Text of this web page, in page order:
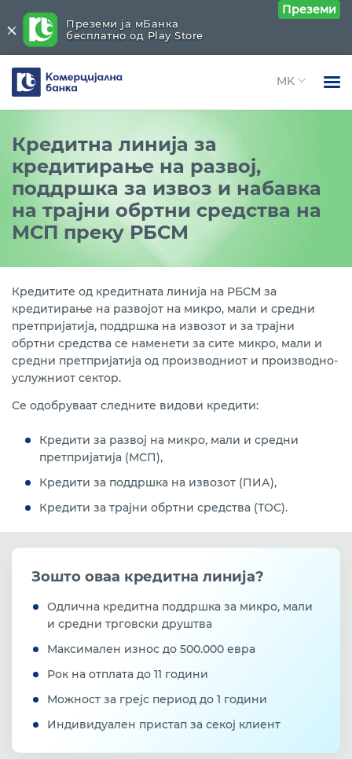
Open
Правни лица
Open
За нас
Блог
Close submenu (Кредитни линии)
Кредитни линии
Зелен финансиски фонд (GFF Македонија) на
ЕБОР
Кредитна линија за финансирање на инвестиции
и развој на приватни трговски друштва преку
Кредитна линија за кредитирање на развојот на
микро, мали и средни претпријатија, поддршка на
извозот и за трајни обртни средства преку РБСМ
Кредити од ЗКДФ - проект за финансиски услуги
во земјоделството
работни места, од средства на Агенција за
Кредити за агроиндустрискиот сектор
поддржани од УСАИД
Програма за поддршка на конкурентноста на МСП
(SME-CSP) со бесплатна техничка поддршка и 15%
грант за кредитокорисниците, финансирана од
Кредитна линија од ЕИБ преку РБСМ за учество
пазарно капитализирани претпријатија VI
(закрепнување од КОВИД-19)
Кредитно-гарантна шема од Гарантен фонд преку
Програма за одржливо рестартирање на МСП
поддршка и исплата на 15 % грант финансиски
САД
Комерцијална
банка
Кредитна линија за
кредитирање на развој,
поддршка за извоз и набавка
на трајни обртни средства на
МСП преку РБСМ
Кредитите од кредитната линија на РБСМ за
кредитирање на развојот на микро, мали и средни
претпријатија, поддршка на извозот и за трајни
обртни средства се наменети за сите микро, мали и
средни претпријатија од производниот и производно-
услужниот сектор.
Се одобруваат следните видови кредити:
Кредити за развој на микро, мали и средни
претпријатија (МСП),
Кредити за поддршка на извозот (ПИА),
Кредити за трајни обртни средства (ТОС).
Зошто оваа кредитна линија?
Одлична кредитна поддршка за микро, мали
и средни трговски друштва
Максимален износ до 500.000 евра
Рок на отплата до 11 години
Можност за грејс период до 1 години
Индивидуален пристап за секој клиент
Преземи ја мБанка
бесплатно од Play Store
Преземи